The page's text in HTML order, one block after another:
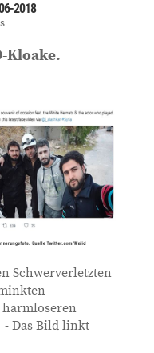
2018
Kloake.
Schwerverletzten
harmloseren
- Das Bild linkt